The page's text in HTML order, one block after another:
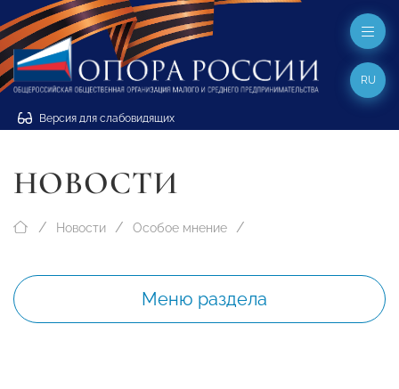
Версия для слабовидящих
RU
НОВОСТИ
Новости Особое мнение
Меню раздела